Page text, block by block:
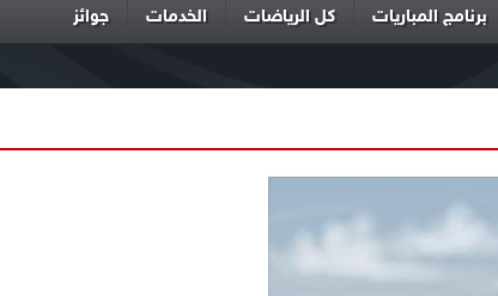
برنامج المباريات كل الرياضات الخدمات جوائز